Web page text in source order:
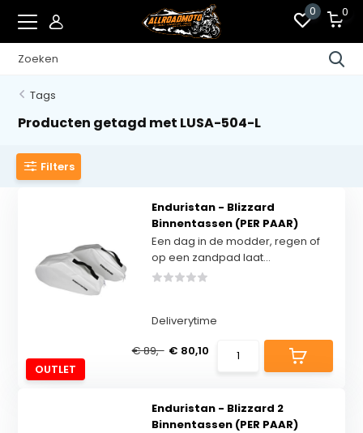
0 0
Tags
Producten getagd met LUSA-504-L
Filters
OUTLET
Enduristan - Blizzard
Binnentassen (PER PAAR)
Een dag in de modder, regen of
op een zandpad laat...
Deliverytime
€ 89,- € 80,10
Enduristan - Blizzard 2
Binnentassen (PER PAAR)